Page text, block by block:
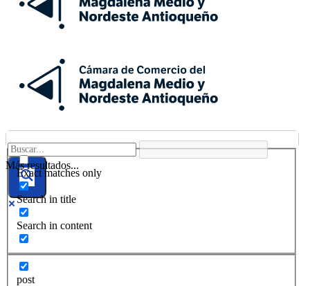
Más resultados...
Exact matches only
Search in title
Search in content
post